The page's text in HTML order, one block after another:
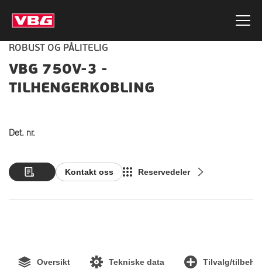
ROBUST OG PÅLITELIG
VBG 750V-3 -
TILHENGERKOBLING
Det. nr.
Kontakt oss Reservedeler
Oversikt Tekniske data Tilvalg/